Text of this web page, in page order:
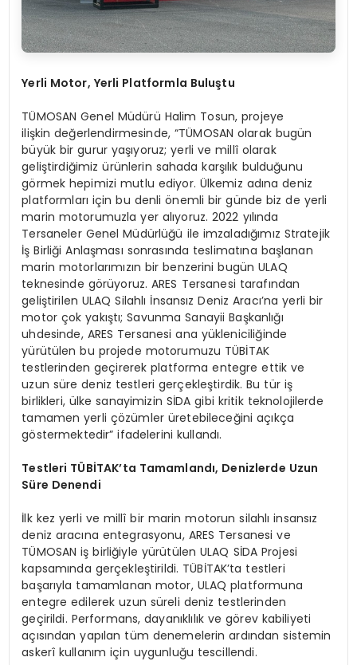
Yerli Motor, Yerli Platformla Buluştu
TÜMOSAN Genel Müdürü Halim Tosun, projeye
ilişkin değerlendirmesinde, “TÜMOSAN olarak bugün
büyük bir gurur yaşıyoruz; yerli ve millî olarak
geliştirdiğimiz ürünlerin sahada karşılık bulduğunu
görmek hepimizi mutlu ediyor. Ülkemiz adına deniz
platformları için bu denli önemli bir günde biz de yerli
marin motorumuzla yer alıyoruz. 2022 yılında
Tersaneler Genel Müdürlüğü ile imzaladığımız Stratejik
İş Birliği Anlaşması sonrasında teslimatına başlanan
marin motorlarımızın bir benzerini bugün ULAQ
teknesinde görüyoruz. ARES Tersanesi tarafından
geliştirilen ULAQ Silahlı İnsansız Deniz Aracı’na yerli bir
motor çok yakıştı; Savunma Sanayii Başkanlığı
uhdesinde, ARES Tersanesi ana yükleniciliğinde
yürütülen bu projede motorumuzu TÜBİTAK
testlerinden geçirerek platforma entegre ettik ve
uzun süre deniz testleri gerçekleştirdik. Bu tür iş
birlikleri, ülke sanayimizin SİDA gibi kritik teknolojilerde
tamamen yerli çözümler üretebileceğini açıkça
göstermektedir” ifadelerini kullandı.
Testleri TÜBİTAK’ta Tamamlandı, Denizlerde Uzun
Süre Denendi
İlk kez yerli ve millî bir marin motorun silahlı insansız
deniz aracına entegrasyonu, ARES Tersanesi ve
TÜMOSAN iş birliğiyle yürütülen ULAQ SİDA Projesi
kapsamında gerçekleştirildi. TÜBİTAK’ta testleri
başarıyla tamamlanan motor, ULAQ platformuna
entegre edilerek uzun süreli deniz testlerinden
geçirildi. Performans, dayanıklılık ve görev kabiliyeti
açısından yapılan tüm denemelerin ardından sistemin
askerî kullanım için uygunluğu tescillendi.